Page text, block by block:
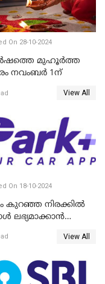
On 28-10-2024
മുഹൂർത്ത
നവംബർ 1ന്
View All
On 18-10-2024
കുറഞ്ഞ നിരക്കില്‍
ലഭ്യമാക്കാന്‍
View All